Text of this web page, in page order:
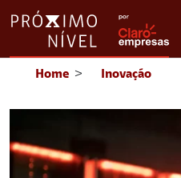
Home > Inovação